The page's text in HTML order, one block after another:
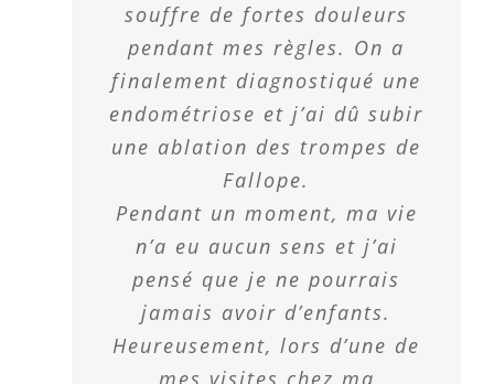
souffre de fortes douleurs
pendant mes règles. On a
finalement diagnostiqué une
endométriose et j’ai dû subir
une ablation des trompes de
Fallope.
Pendant un moment, ma vie
n’a eu aucun sens et j’ai
pensé que je ne pourrais
jamais avoir d’enfants.
Heureusement, lors d’une de